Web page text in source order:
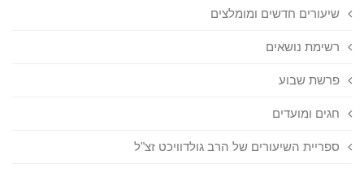
שיעורים חדשים ומומלצים
רשימת נושאים
פרשת שבוע
חגים ומועדים
ספריית השיעורים של הרב גולדוויכט זצ"ל